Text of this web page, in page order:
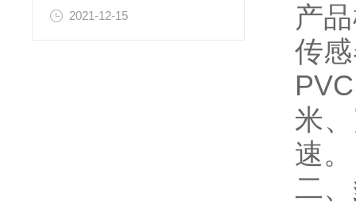
2021-12-15
产
传
米
速
二、